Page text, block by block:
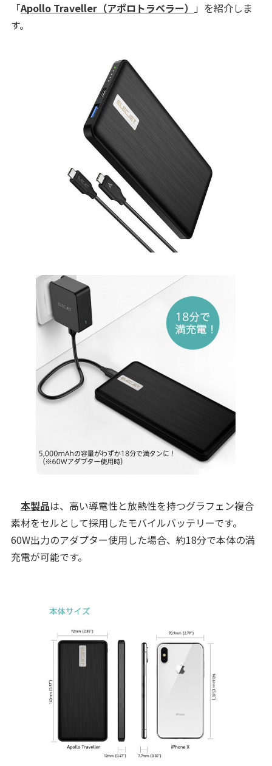
「Apollo Traveller（アポロトラベラー）
」を紹介しま
す。
本製品は、高い導電性と放熱性を持つグラフェン複合
素材をセルとして採用したモバイルバッテリーです。
60W出力のアダプター使用した場合、約18分で本体の満
充電が可能です。